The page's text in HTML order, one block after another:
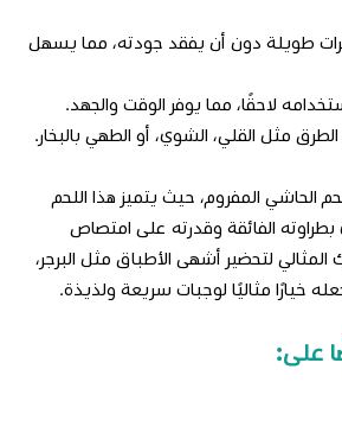
طويلة دون أن يفقد جودته، مما يسهل
لاحقًا، مما يوفر الوقت والجهد.
مثل القلي، الشوي، أو الطهي بالبخار.
الحاشي المفروم، حيث يتميز هذا اللحم
بطراوته الفائقة وقدرته على امتصاص
المثالي لتحضير أشهى الأطباق مثل البرجر،
خيارًا مثاليًا لوجبات سريعة ولذيذة.
على: